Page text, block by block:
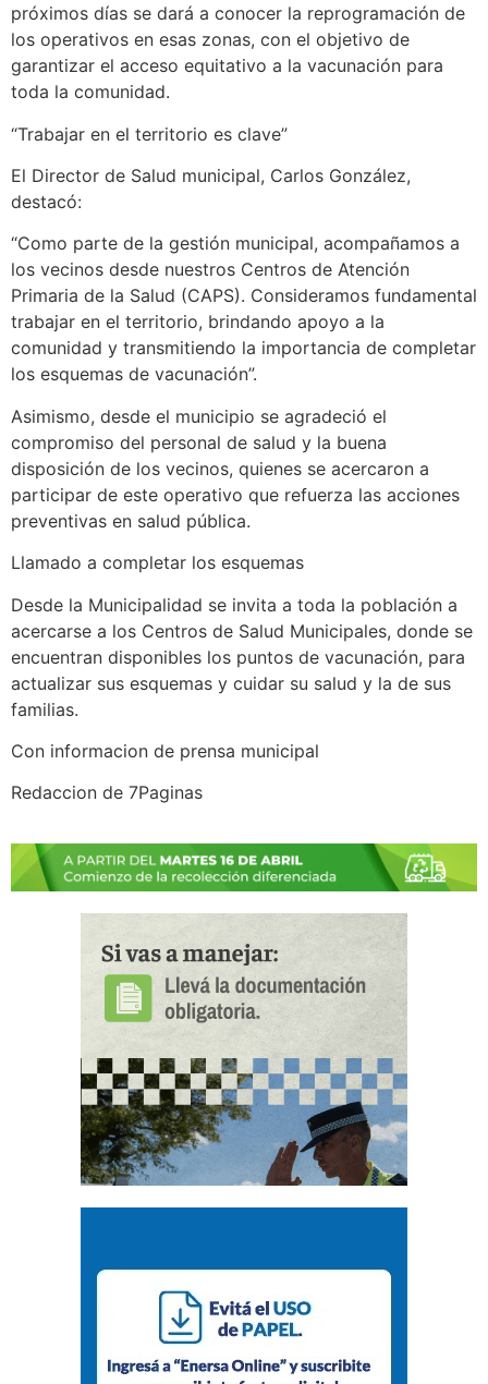
próximos días se dará a conocer la reprogramación de
los operativos en esas zonas, con el objetivo de
garantizar el acceso equitativo a la vacunación para
toda la comunidad.
“Trabajar en el territorio es clave”
El Director de Salud municipal, Carlos González,
destacó:
“Como parte de la gestión municipal, acompañamos a
los vecinos desde nuestros Centros de Atención
Primaria de la Salud (CAPS). Consideramos fundamental
trabajar en el territorio, brindando apoyo a la
comunidad y transmitiendo la importancia de completar
los esquemas de vacunación”.
Asimismo, desde el municipio se agradeció el
compromiso del personal de salud y la buena
disposición de los vecinos, quienes se acercaron a
participar de este operativo que refuerza las acciones
preventivas en salud pública.
Llamado a completar los esquemas
Desde la Municipalidad se invita a toda la población a
acercarse a los Centros de Salud Municipales, donde se
encuentran disponibles los puntos de vacunación, para
actualizar sus esquemas y cuidar su salud y la de sus
familias.
Con informacion de prensa municipal
Redaccion de 7Paginas